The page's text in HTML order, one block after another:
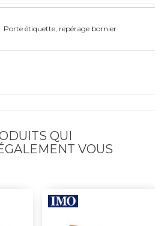
Porte étiquette, repérage bornier
QUI
VOUS